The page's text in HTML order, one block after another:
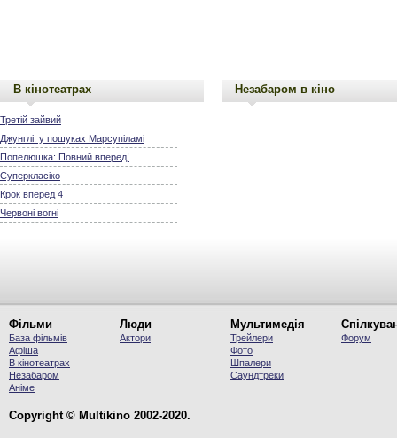
В кінотеатрах
Третій зайвий
Джунглі: у пошуках Марсупіламі
Попелюшка: Повний вперед!
Суперкласіко
Крок вперед 4
Червоні вогні
Незабаром в кіно
Фільми
База фільмів
Афіша
В кінотеатрах
Незабаром
Аніме
Люди
Актори
Мультимедія
Трейлери
Фото
Шпалери
Саундтреки
Форум
Copyright © Multikino 2002-2020.